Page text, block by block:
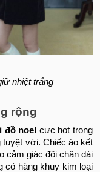
nhiệt trắng
rộng
đồ noel​ cực hot trong
tuyệt vời. Chiếc áo kết
cảm giác đôi chân dài
có hàng khuy kim loại